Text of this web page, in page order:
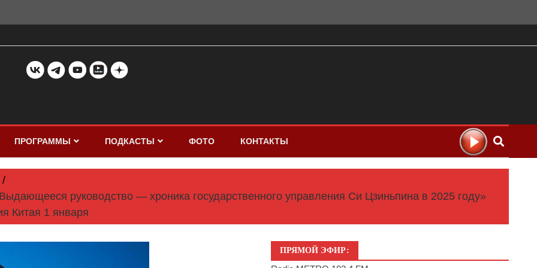
ПРОГРАММЫ ПОДКАСТЫ ФОТО КОНТАКТЫ
руководство — хроника государственного управления Си Цзиньпина в 2025 году»
Китая 1 января
ПРЯМОЙ ЭФИР: